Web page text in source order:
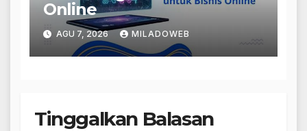
Online
AGU 7, 2026 MILADOWEB
Tinggalkan Balasan